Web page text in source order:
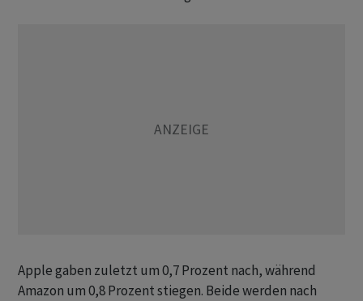
Apple gaben zuletzt um 0,7 Prozent nach, während
Amazon um 0,8 Prozent stiegen. Beide werden nach